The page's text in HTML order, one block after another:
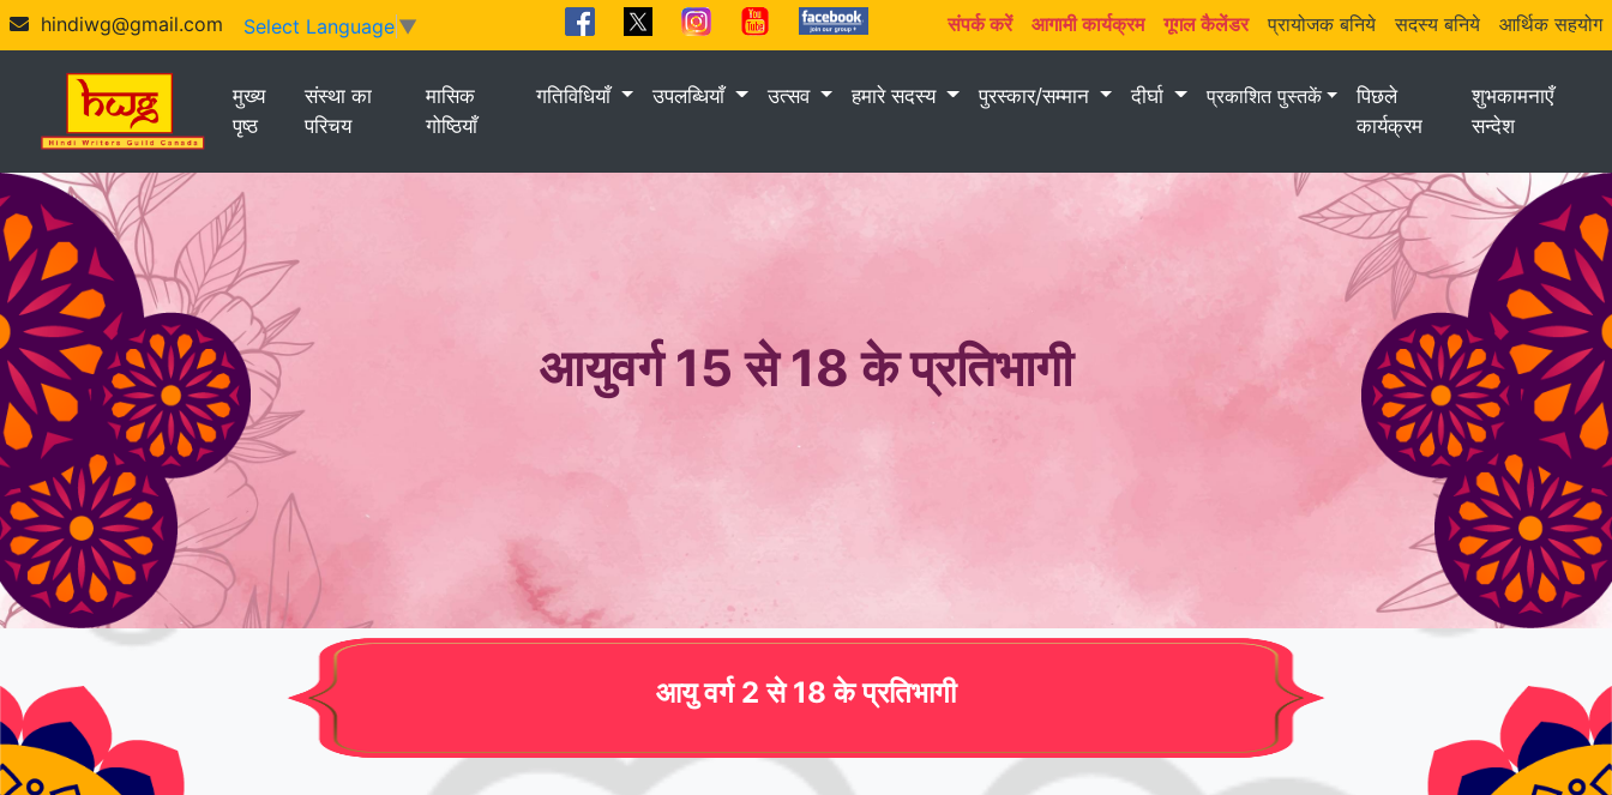
hindiwg@gmail.com Select Language ▼ संपर्क करें आगामी कार्यक्रम गूगल कैलेंडर प्रायोजक बनिये सदस्य बनिये आर्थिक सहयोग
मुख्य
पृष्ठ
संस्था का
परिचय
मासिक
गोष्ठियाँ
गतिविधियाँ उपलब्धियाँ उत्सव हमारे सदस्य पुरस्कार/सम्मान दीर्घा प्रकाशित पुस्तकें
पिछले
कार्यक्रम
शुभकामनाएँ
सन्देश
आयुवर्ग 15 से 18 के प्रतिभागी
आयु वर्ग 2 से 18 के प्रतिभागी